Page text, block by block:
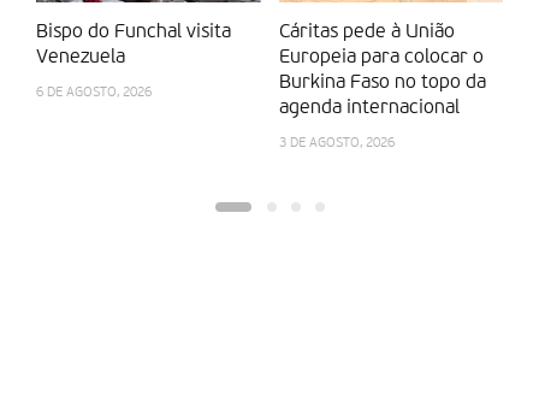
Bispo do Funchal visita
Venezuela
6 DE AGOSTO, 2026
Cáritas pede à União
Europeia para colocar o
Burkina Faso no topo da
agenda internacional
3 DE AGOSTO, 2026